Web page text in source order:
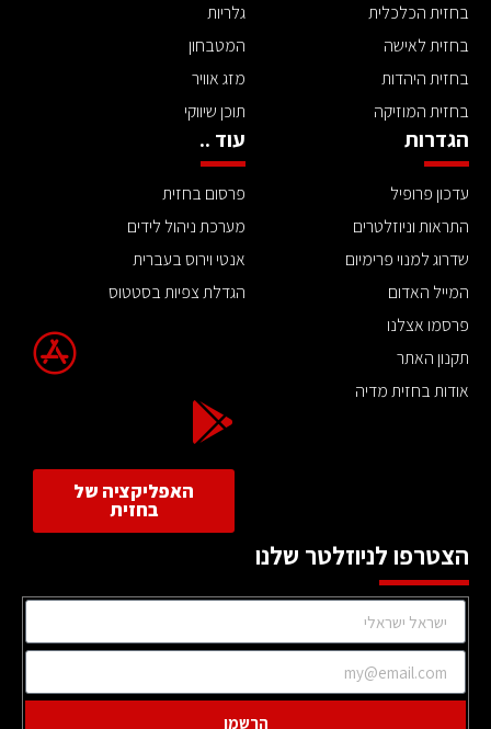
בחזית הכלכלית
בחזית לאישה
בחזית היהדות
בחזית המוזיקה
גלריות
המטבחון
מזג אוויר
תוכן שיווקי
הגדרות
עדכון פרופיל
התראות וניוזלטרים
שדרוג למנוי פרימיום
המייל האדום
פרסמו אצלנו
תקנון האתר
אודות בחזית מדיה
עוד ..
פרסום בחזית
מערכת ניהול לידים
אנטי וירוס בעברית
הגדלת צפיות בסטטוס
האפליקציה של
בחזית
הצטרפו לניוזלטר שלנו
הרשמו